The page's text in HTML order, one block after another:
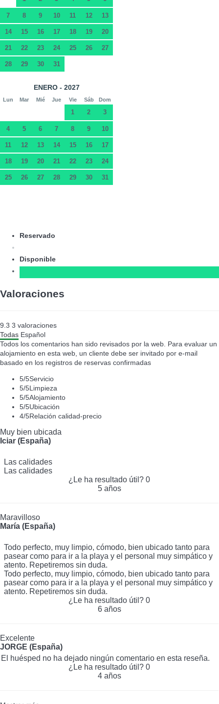
7 8 9 10 11 12 13
14 15 16 17 18 19 20
21 22 23 24 25 26 27
28 29 30 31
ENERO - 2027
Lun Mar Mié Jue Vie Sáb Dom
1 2 3
4 5 6 7 8 9 10
11 12 13 14 15 16 17
18 19 20 21 22 23 24
25 26 27 28 29 30 31
Reservado
Disponible
Valoraciones
9.3 3 valoraciones
Todas Español
Todos los comentarios han sido revisados por la web. Para evaluar un
alojamiento en esta web, un cliente debe ser invitado por e-mail
basado en los registros de reservas confirmadas
5/5Servicio
5/5Limpieza
5/5Alojamiento
5/5Ubicación
4/5Relación calidad-precio
Muy bien ubicada
Iciar (España)
Las calidades
Las calidades
¿Le ha resultado útil? 0
5 años
Maravilloso
María (España)
Todo perfecto, muy limpio, cómodo, bien ubicado tanto para
pasear como para ir a la playa y el personal muy simpático y
atento. Repetiremos sin duda.
Todo perfecto, muy limpio, cómodo, bien ubicado tanto para
pasear como para ir a la playa y el personal muy simpático y
atento. Repetiremos sin duda.
¿Le ha resultado útil? 0
6 años
Excelente
JORGE (España)
El huésped no ha dejado ningún comentario en esta reseña.
¿Le ha resultado útil? 0
4 años